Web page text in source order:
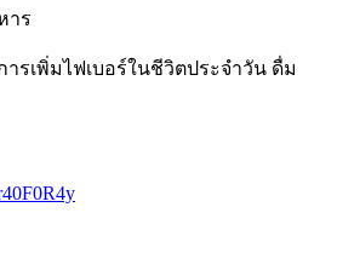
าร
ารเพิ่มไฟเบอร์ในชีวิตประจำวัน ดื่ม